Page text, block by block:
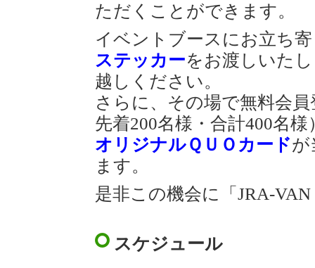
ただくことができます。
イベントブースにお立ち
ステッカーをお渡しいた
越しください。
さらに、その場で無料会
先着200名様・合計400名様
オリジナルＱＵＯカードが
ます。
是非この機会に「JRA-
スケジュール